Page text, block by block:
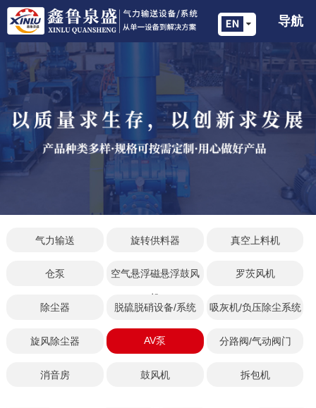
导航
气力输送 旋转供料器 真空上料机
仓泵 空气悬浮磁悬浮鼓风
机
罗茨风机
除尘器 脱硫脱硝设备/系统 吸灰机/负压除尘系统
旋风除尘器 AV泵 分路阀/气动阀门
消音房 鼓风机 拆包机